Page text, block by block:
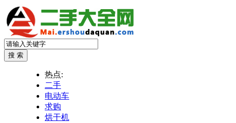
热点:
二手
电动车
求购
烘干机